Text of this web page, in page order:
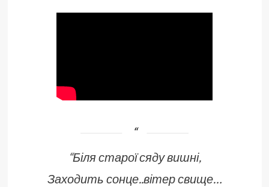
“Біля старої сяду вишні,
Заходить сонце..вітер свище…